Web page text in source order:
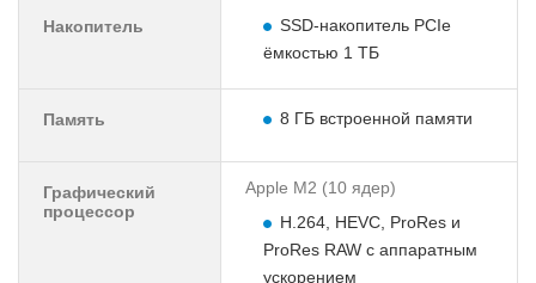
Накопитель
SSD-накопитель PCIe
ёмкостью 1 TБ
Память 8 ГБ встроенной памяти
Графический
процессор
Apple M2 (10 ядер)
H.264, HEVC, ProRes и
ProRes RAW с аппаратным
ускорением